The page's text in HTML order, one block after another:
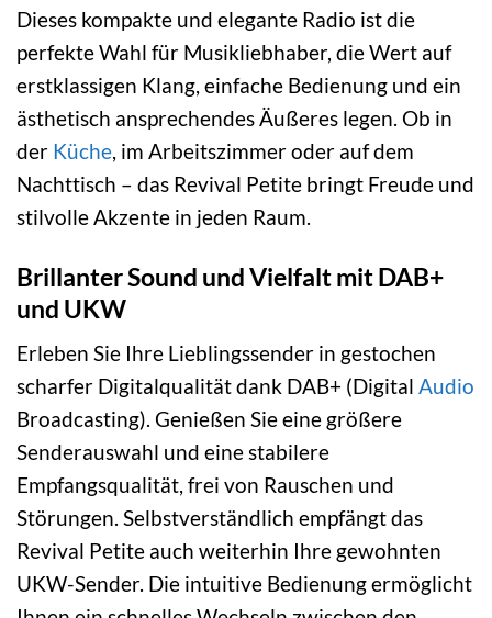
Dieses kompakte und elegante Radio ist die
perfekte Wahl für Musikliebhaber, die Wert auf
erstklassigen Klang, einfache Bedienung und ein
ästhetisch ansprechendes Äußeres legen. Ob in
der Küche, im Arbeitszimmer oder auf dem
Nachttisch – das Revival Petite bringt Freude und
stilvolle Akzente in jeden Raum.
Brillanter Sound und Vielfalt mit DAB+
und UKW
Erleben Sie Ihre Lieblingssender in gestochen
scharfer Digitalqualität dank DAB+ (Digital Audio
Broadcasting). Genießen Sie eine größere
Senderauswahl und eine stabilere
Empfangsqualität, frei von Rauschen und
Störungen. Selbstverständlich empfängt das
Revival Petite auch weiterhin Ihre gewohnten
UKW-Sender. Die intuitive Bedienung ermöglicht